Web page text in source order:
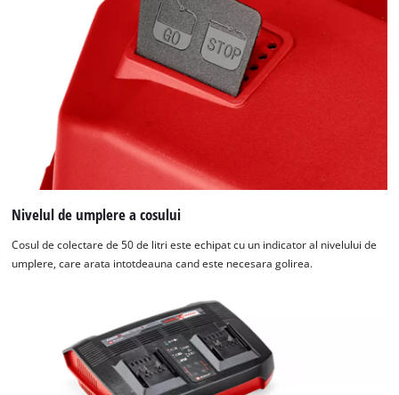
Nivelul de umplere a cosului
Cosul de colectare de 50 de litri este echipat cu un indicator al nivelului de
umplere, care arata intotdeauna cand este necesara golirea.